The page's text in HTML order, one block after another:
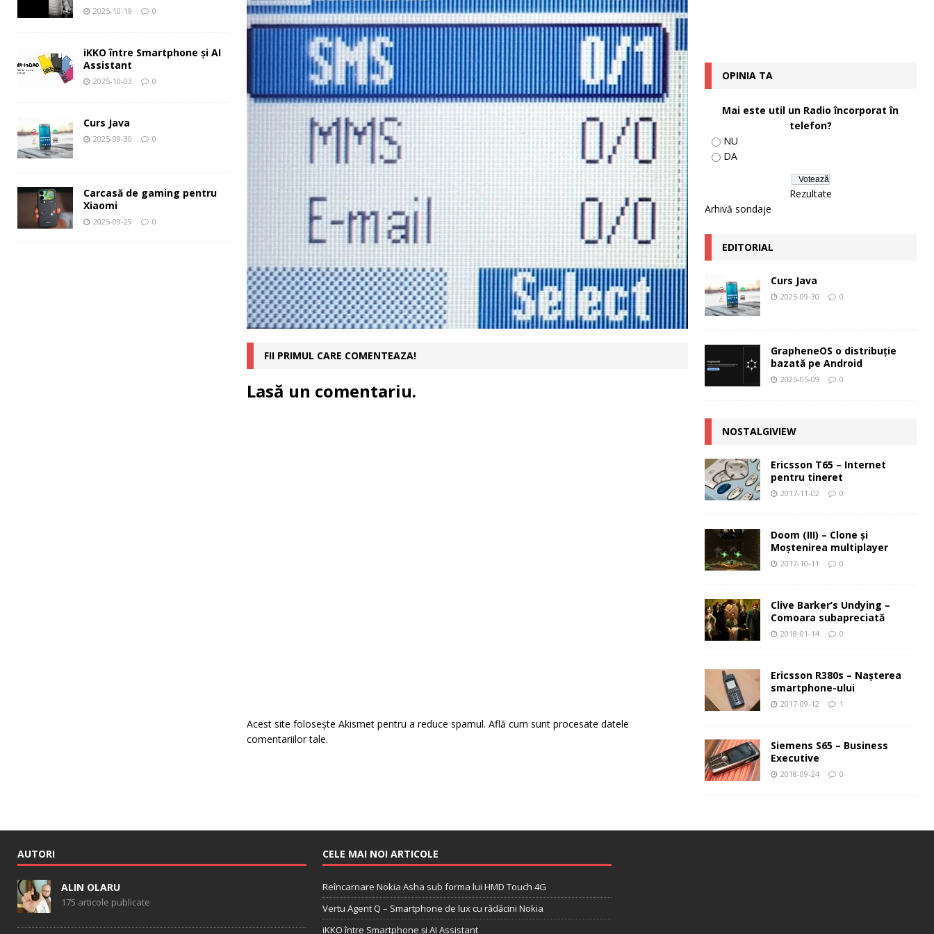
FII PRIMUL CARE COMENTEAZA!
Lasă un comentariu.
Acest site folosește Akismet pentru a reduce spamul. Află cum sunt procesate datele
comentariilor tale.
2025-10-19 0
iKKO între Smartphone și AI
Assistant
2025-10-03 0
Curs Java
2025-09-30 0
Carcasă de gaming pentru
Xiaomi
2025-09-29 0
OPINIA TA
Mai este util un Radio încorporat în
telefon?
NU
DA
Rezultate
Arhivă sondaje
EDITORIAL
Curs Java
2025-09-30 0
GrapheneOS o distribuție
bazată pe Android
2025-05-09 0
NOSTALGIVIEW
Ericsson T65 – Internet
pentru tineret
2017-11-02 0
Doom (III) – Clone şi
Moştenirea multiplayer
2017-10-11 0
Clive Barker’s Undying –
Comoara subapreciată
2018-01-14 0
Ericsson R380s – Naşterea
smartphone-ului
2017-09-12 1
Siemens S65 – Business
Executive
2018-09-24 0
AUTORI
ALIN OLARU
175 articole publicate
CELE MAI NOI ARTICOLE
Reîncarnare Nokia Asha sub forma lui HMD Touch 4G
Vertu Agent Q – Smartphone de lux cu rădăcini Nokia
iKKO între Smartphone și AI Assistant